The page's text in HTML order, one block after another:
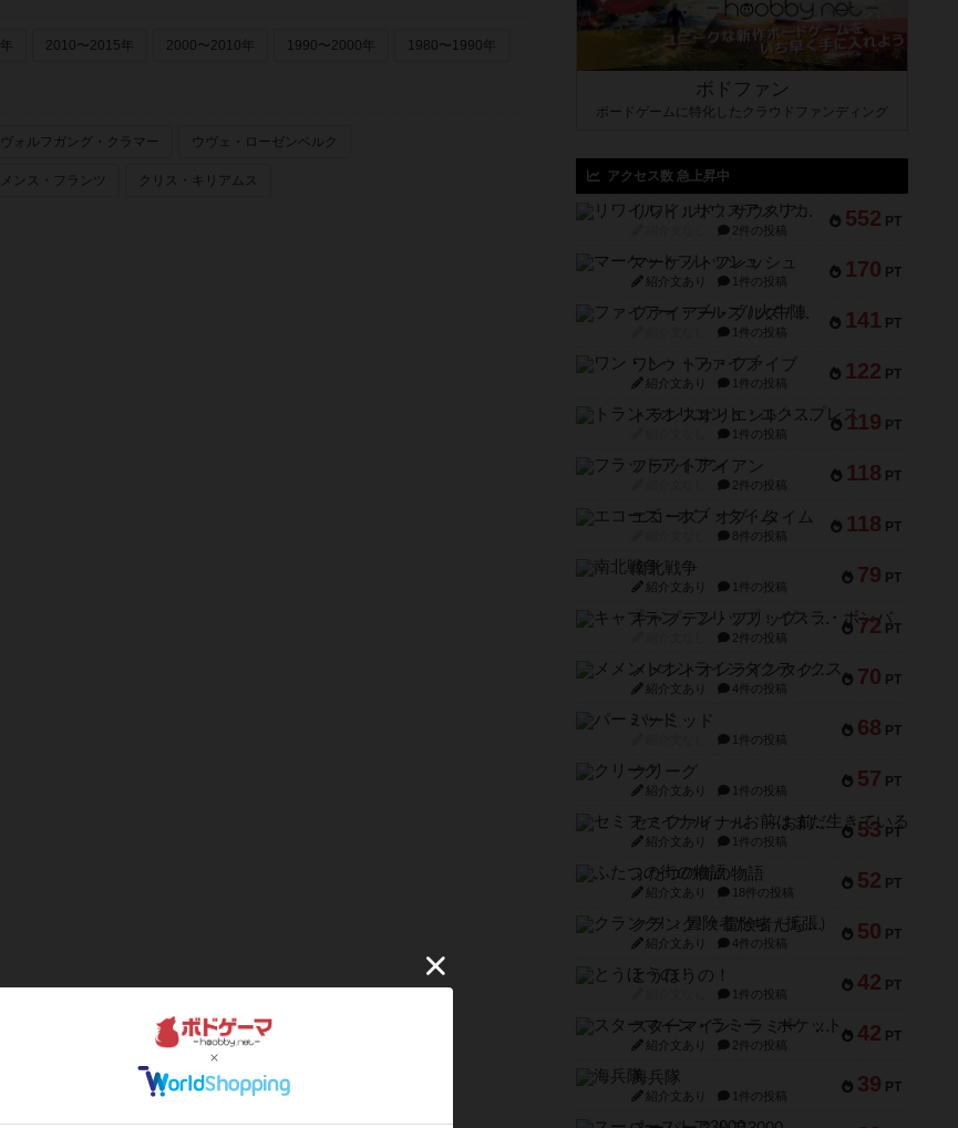
2010〜2015年 2000〜2010年 1990〜2000年 1980〜1990年
ヴォルフガング・クラマー ウヴェ・ローゼンベルク
ンス・フランツ クリス・キリアムス
ボドファン
ボードゲームに特化したクラウドファンディング
アクセス数 急上昇中
552 PT
リワイルド：サウスアメリカ
2件の投稿
170 PT
マーケットフレッシュ
紹介文あり 1件の投稿
141 PT
ファイアー・ブルズ / 火牛陣
1件の投稿
122 PT
ワン・トゥ・ファイブ
紹介文あり 1件の投稿
119 PT
トランスオリエント・エクスプレス
1件の投稿
118 PT
フラットアイアン
2件の投稿
118 PT
エコーズ・オブ・タイム
8件の投稿
79 PT
南北戦争
紹介文あり 1件の投稿
72 PT
キャプテン・フリップ：イスラ・ボンバ
2件の投稿
70 PT
メメントオンラインタクティクス
紹介文あり 4件の投稿
68 PT
パーミッド
1件の投稿
57 PT
クリーグ
紹介文あり 1件の投稿
53 PT
セミファイナル ～お前はまだ生きている～
紹介文あり 1件の投稿
52 PT
ふたつの街の物語
紹介文あり 18件の投稿
50 PT
クランク! ：冒険者たち（拡張）
紹介文あり 4件の投稿
42 PT
とうほうの！
1件の投稿
42 PT
スターマイン・ラミー ポケット
紹介文あり 2件の投稿
39 PT
海兵隊
紹介文あり 1件の投稿